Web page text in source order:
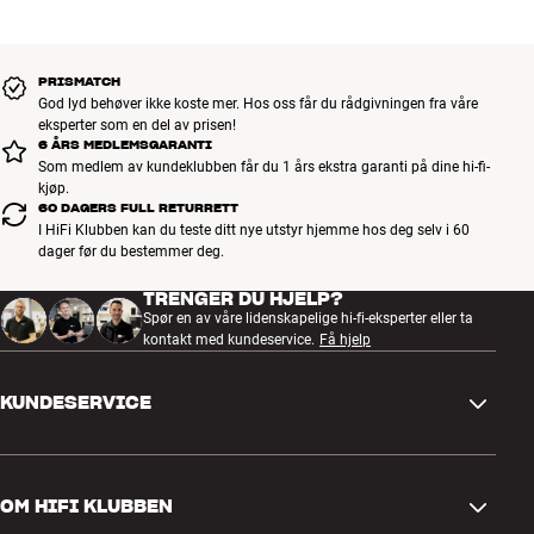
GENERELLE EGENSKAPER
40 mm drivere (dynamisk)
Membraner i bio-cellulose
Trådløs signaloverførsel: Ultra Low Latency Wireless (latency 16
ms, lossless 16-bit/44,1 kHz audio), Bluetooth 5.0
Øreputer i Alcantara
ladetid 2 timer
Batteritid trådløs sender: 30 timer, ladetid 3 timer
Medfølgende tilbehør: trådløs W+ Link sender, audiokabel (3,5mm
PRISMATCH
God lyd behøver ikke koste mer. Hos oss får du rådgivningen fra våre
eksperter som en del av prisen!
6 ÅRS MEDLEMSGARANTI
Som medlem av kundeklubben får du 1 års ekstra garanti på dine hi-fi-
kjøp.
60 DAGERS FULL RETURRETT
I HiFi Klubben kan du teste ditt nye utstyr hjemme hos deg selv i 60
dager før du bestemmer deg.
TRENGER DU HJELP?
Spør en av våre lidenskapelige hi-fi-eksperter eller ta
kontakt med kundeservice. Få hjelp
KUNDESERVICE
OM HIFI KLUBBEN